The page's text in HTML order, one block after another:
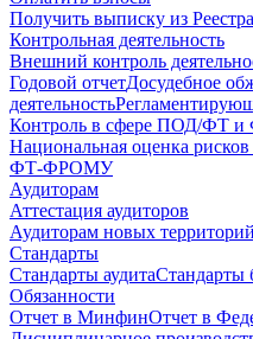
Получить выписку из Реестра
Контрольная деятельность
Внешний контроль
Годовой отчетДосудебное
деятельность
Контроль в сфере ПОД/ФТ
Национальная оценка
ФТ-ФРОМУ
Аудиторам
Аттестация аудиторов
Аудиторам новых территорий
Стандарты
Стандарты аудитаСтандарты
Обязанности
Отчет в МинфинОтчет в